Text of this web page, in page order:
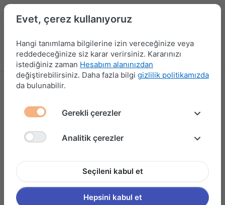
Menü Kampanyalar Yeni Ürünler Giriş yap
ESTY
Evet, çerez kullanıyoruz
Hangi tanımlama bilgilerine izin vereceğinize veya
reddedeceğinize siz karar verirsiniz. Kararınızı
istediğiniz zaman Hesabım alanınızdan
değiştirebilirsiniz. Daha fazla bilgi gizlilik politikamızda
da bulunabilir.
Gerekli çerezler
Analitik çerezler
Seçileni kabul et
Hepsini kabul et